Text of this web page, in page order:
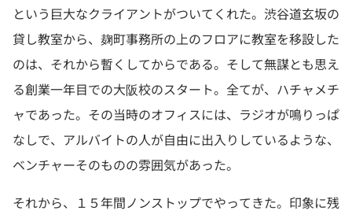
という巨大なクライアントがついてくれた。渋谷道玄坂の
貸し教室から、麹町事務所の上のフロアに教室を移設した
のは、それから暫くしてからである。そして無謀とも思え
る創業一年目での大阪校のスタート。全てが、ハチャメチ
ャであった。その当時のオフィスには、ラジオが鳴りっぱ
なしで、アルバイトの人が自由に出入りしているような、
ベンチャーそのものの雰囲気があった。
それから、１５年間ノンストップでやってきた。印象に残